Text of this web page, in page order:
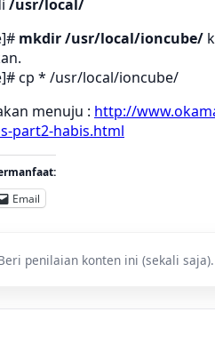
/usr/local/
mkdir /usr/local/ioncube/
cp * /usr/local/ioncube/
menuju : http://
part2-habis.html
Email
penilaian konten ini (sekali saja).